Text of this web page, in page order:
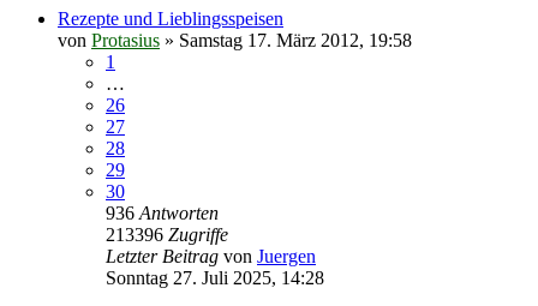
Rezepte und Lieblingsspeisen
von Protasius » Samstag 17. März 2012, 19:58
1
…
26
27
28
29
30
936 Antworten
213396 Zugriffe
Letzter Beitrag von Juergen
Sonntag 27. Juli 2025, 14:28